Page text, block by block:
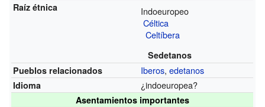
Raíz étnica
Indoeuropeo
Céltica
Celtíbera
Sedetanos
Pueblos relacionados
Iberos,edetanos
Idioma ¿indoeuropea?
Asentamientos importantes